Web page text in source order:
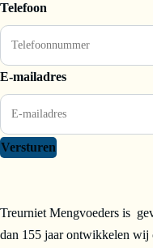
Telefoon
E-mailadres
Versturen
Treurniet Mengvoeders is
dan 155 jaar ontwikkelen wij